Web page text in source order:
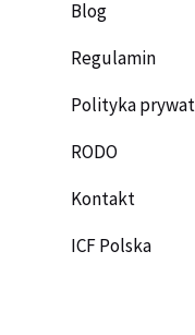
Blog
Regulamin
Polityka
RODO
Kontakt
ICF Polska